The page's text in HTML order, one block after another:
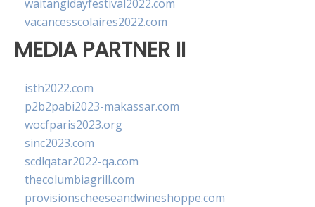
waitangidayfestival2022.com
vacancesscolaires2022.com
MEDIA PARTNER II
isth2022.com
p2b2pabi2023-makassar.com
wocfparis2023.org
sinc2023.com
scdlqatar2022-qa.com
thecolumbiagrill.com
provisionscheeseandwineshoppe.com